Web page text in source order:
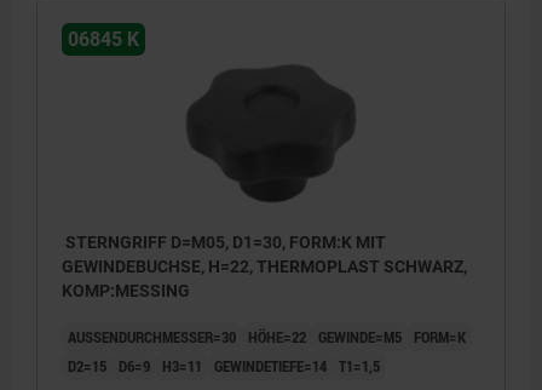
06845 K
STERNGRIFF D=M05, D1=30, FORM:K MIT
GEWINDEBUCHSE, H=22, THERMOPLAST SCHWARZ,
KOMP:MESSING
AUSSENDURCHMESSER=30 HÖHE=22 GEWINDE=M5
FORM=K
D2=15
D6=9 H3=11 GEWINDETIEFE=14 T1=1,5